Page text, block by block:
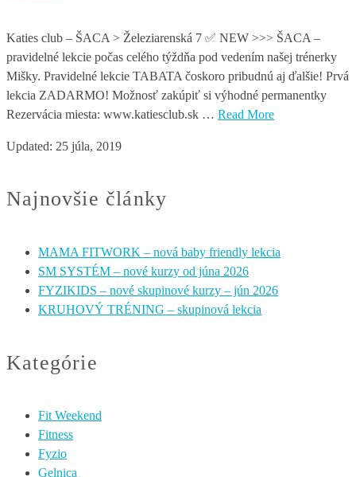
Katies club – ŠACA > Železiarenská 7 ✅ NEW >>> ŠACA –
pravidelné lekcie počas celého týždňa pod vedením našej trénerky
Mišky. Pravidelné lekcie TABATA čoskoro pribudnú aj ďalšie! Prvá
lekcia ZADARMO! Možnosť zakúpiť si výhodné permanentky
Rezervácia miesta: www.katiesclub.sk … Read More
Updated: 25 júla, 2019
Najnovšie články
MAMA FITWORK – nová baby friendly lekcia
SM SYSTÉM – nové kurzy od júna 2026
FYZIKIDS – nové skupinové kurzy – jún 2026
KRUHOVÝ TRÉNING – skupinová lekcia
Kategórie
Fit Weekend
Fitness
Fyzio
Gelnica